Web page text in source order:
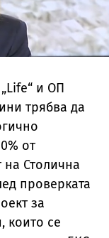
и ОП
трябва да
от
на Столична
проверката
за
които се